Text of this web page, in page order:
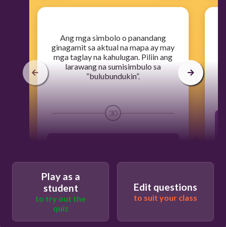
​Ang mga simbolo o panandang
ginagamit sa aktual na mapa ay may
mga taglay na kahulugan. Piliin ang
larawang na sumisimbulo sa
“bulubundukin”.
30
Play as a
student
to try out the
quiz
Edit questions
to suit your class